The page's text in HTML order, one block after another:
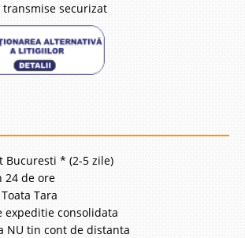
securizat
Bucuresti * (2-5 zile)
24 de ore
Tara
expeditie consolidata
NU tin cont de distanta